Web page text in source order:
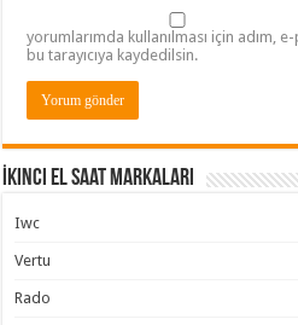
yorumlarımda kullanılması için adım,
bu tarayıcıya kaydedilsin.
İkinci El Saat Markaları
Iwc
Vertu
Rado